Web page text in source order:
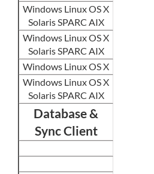
Windows Linux OS X
Solaris SPARC AIX
Windows Linux OS X
Solaris SPARC AIX
Windows Linux OS X
Windows Linux OS X
Solaris SPARC AIX
Database &
Sync Client